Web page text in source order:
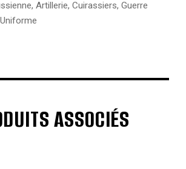
, Artillerie, Cuirassiers, Guerre
Uniforme
ASSOCIÉS